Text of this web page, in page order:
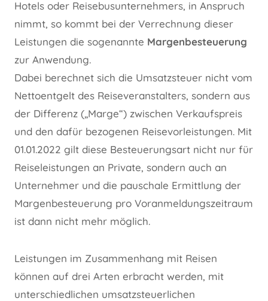
Hotels oder Reisebusunternehmers, in Anspruch
nimmt, so kommt bei der Verrechnung dieser
Leistungen die sogenannte Margenbesteuerung
zur Anwendung.
Dabei berechnet sich die Umsatzsteuer nicht vom
Nettoentgelt des Reiseveranstalters, sondern aus
der Differenz („Marge“) zwischen Verkaufspreis
und den dafür bezogenen Reisevorleistungen. Mit
01.01.2022 gilt diese Besteuerungsart nicht nur für
Reiseleistungen an Private, sondern auch an
Unternehmer und die pauschale Ermittlung der
Margenbesteuerung pro Voranmeldungszeitraum
ist dann nicht mehr möglich.
Leistungen im Zusammenhang mit Reisen
können auf drei Arten erbracht werden, mit
unterschiedlichen umsatzsteuerlichen